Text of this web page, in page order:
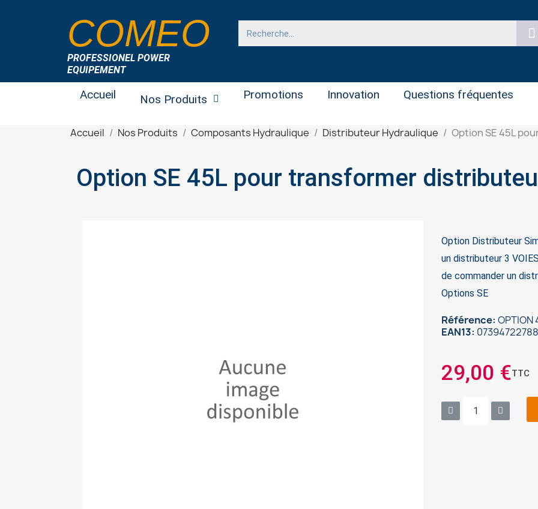
COMEO
PROFESSIONEL POWER
EQUIPEMENT
Accueil Nos Produits Promotions Innovation Questions fréquentes
Accueil Nos Produits Composants Hydraulique Distributeur Hydraulique Option SE 45L
Option SE 45L pour transformer
Option Distributeur
un distributeur 3
de commander un
Options SE
Référence OPTION
EAN13
29,00 €TTC